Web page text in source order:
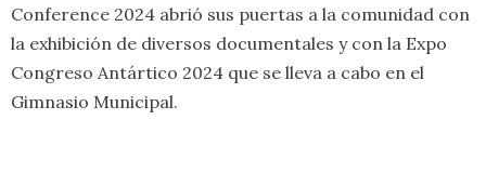
Conference 2024 abrió sus puertas a la comunidad con
la exhibición de diversos documentales y con la Expo
Congreso Antártico 2024 que se lleva a cabo en el
Gimnasio Municipal.